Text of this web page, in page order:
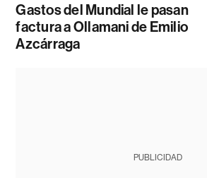
Gastos del Mundial le pasan
factura a Ollamani de Emilio
Azcárraga
PUBLICIDAD